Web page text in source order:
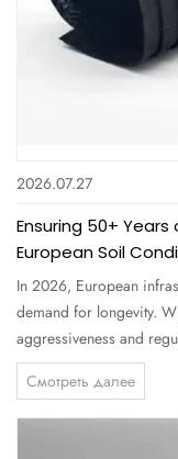
2026.07.27
Ensuring 50+
European Soil
Procurement
In 2026, European
demand for longevity.
aggressiveness and
can endure 50+ years
luxury—it's a contractual
Nonwoven...
Смотреть далее